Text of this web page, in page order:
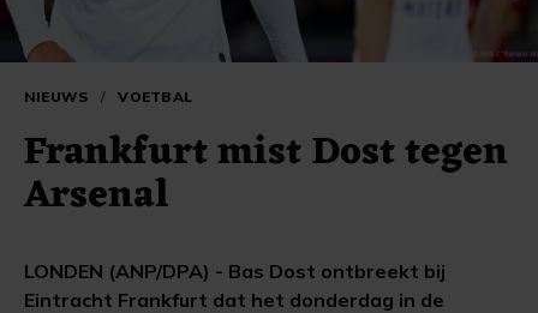
NIEUWS / VOETBAL
Frankfurt mist Dost tegen
Arsenal
LONDEN (ANP/DPA) - Bas Dost ontbreekt bij
Eintracht Frankfurt dat het donderdag in de